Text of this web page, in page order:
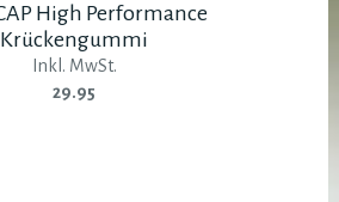
High Performance
Krückengummi
Inkl. MwSt.
29.95